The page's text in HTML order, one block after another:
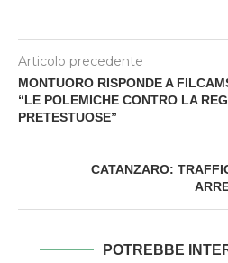
Articolo precedente
MONTUORO RISPONDE A
“LE POLEMICHE CONTRO LA
PRETESTUOSE”
CATANZARO:
POTREBBE